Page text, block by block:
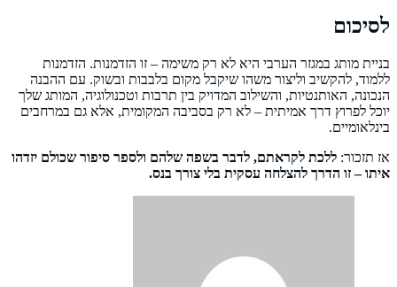
לסיכום
בניית מותג במגזר הערבי היא לא רק משימה – זו הזדמנות. הזדמנות
ללמוד, להקשיב וליצור משהו שיקבל מקום בלבבות ובשוק. עם ההבנה
הנכונה, האותנטיות, והשילוב המדויק בין תרבות וטכנולוגיה, המותג שלך
יוכל לפרוץ דרך אמיתית – לא רק בסביבה המקומית, אלא גם במרחבים
בינלאומיים.
אז תזכור: ללכת לקראתם, לדבר בשפה שלהם ולספר סיפור שכולם יזדהו
איתו – זו הדרך להצלחה עסקית בלי צורך בנס.